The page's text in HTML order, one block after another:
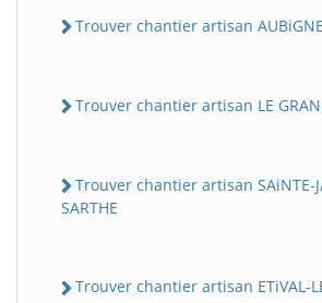
Trouver chantier artisan
Trouver chantier artisan LE
Trouver chantier artisan SAiNTE-
SARTHE
Trouver chantier artisan ETiVAL-